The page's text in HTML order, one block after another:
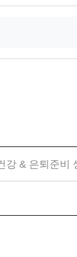
& 은퇴준비